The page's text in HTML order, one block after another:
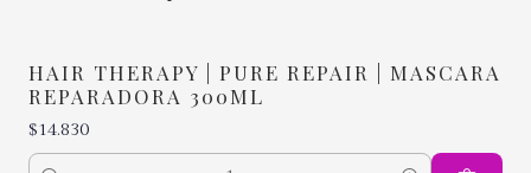
HAIR THERAPY | PURE REPAIR | MASCARA
REPARADORA 300ML
$14.830